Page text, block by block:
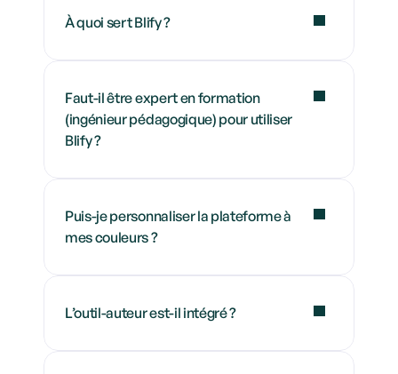
À quoi sert Blify ?
Faut-il être expert en formation
(ingénieur pédagogique) pour utiliser
Blify ?
Puis-je personnaliser la plateforme à
mes couleurs ?
L’outil-auteur est-il intégré ?